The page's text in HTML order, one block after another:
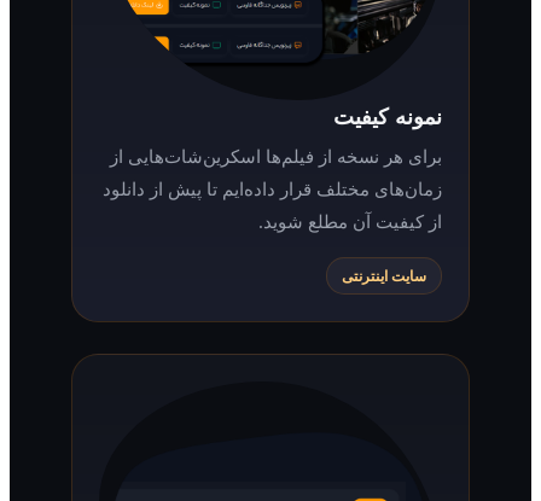
نمونه کیفیت
برای هر نسخه از فیلم‌ها اسکرین‌شات‌هایی از
زمان‌های مختلف قرار داده‌ایم تا پیش از دانلود
از کیفیت آن مطلع شوید.
سایت اینترنتی